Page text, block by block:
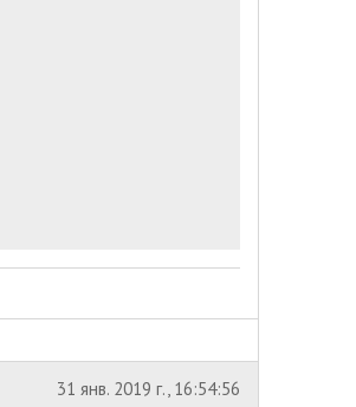
31 янв. 2019 г., 16:54:56